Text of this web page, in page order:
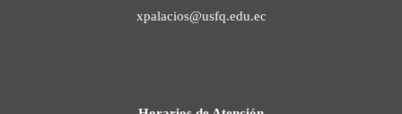
xpalacios@usfq.edu.ec